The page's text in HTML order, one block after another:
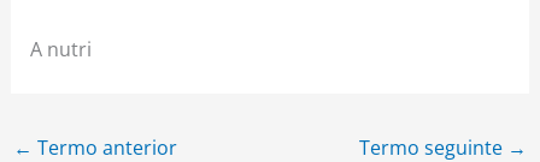
A nutri
← Termo anterior Termo seguinte →